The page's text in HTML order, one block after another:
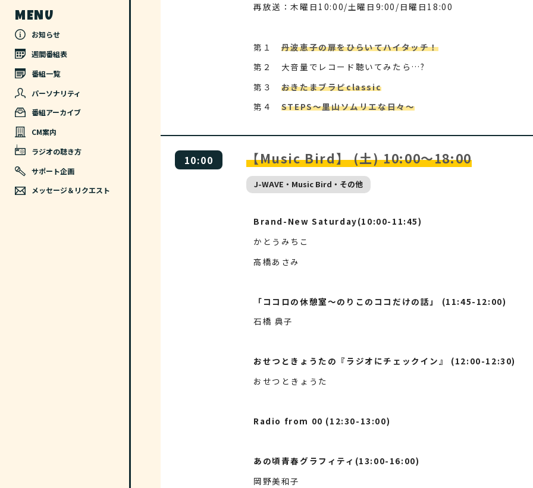
MENU
お知らせ
週間番組表
番組一覧
パーソナリティ
番組アーカイブ
CM案内
ラジオの聴き方
サポート企画
メッセージ＆リクエスト
再放送：木曜日10:00/土曜日9:00/日曜日18:00
第１ 丹波恵子の扉をひらいてハイタッチ！
第２ 大音量でレコード聴いてみたら…?
第３ おきたまブラピclassic
第４ STEPS～里山ソムリエな日々～
10:00 【Music Bird】 (土) 10:00～18:00
J-WAVE・Music Bird・その他
Brand-New Saturday(10:00-11:45)
かとうみちこ
高橋あさみ
「ココロの休憩室～のりこのココだけの話」 (11:45-12:00)
石橋 典子
おせつときょうたの『ラジオにチェックイン』 (12:00-12:30)
おせつときょうた
Radio from 00 (12:30-13:00)
あの頃青春グラフィティ(13:00-16:00)
岡野美和子